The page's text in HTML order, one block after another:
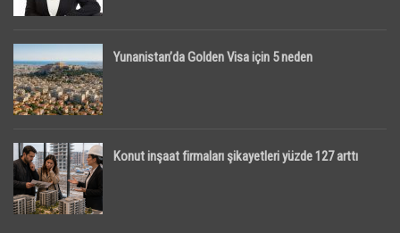
Yunanistan’da Golden Visa için 5 neden
Konut inşaat firmaları şikayetleri yüzde 127 arttı